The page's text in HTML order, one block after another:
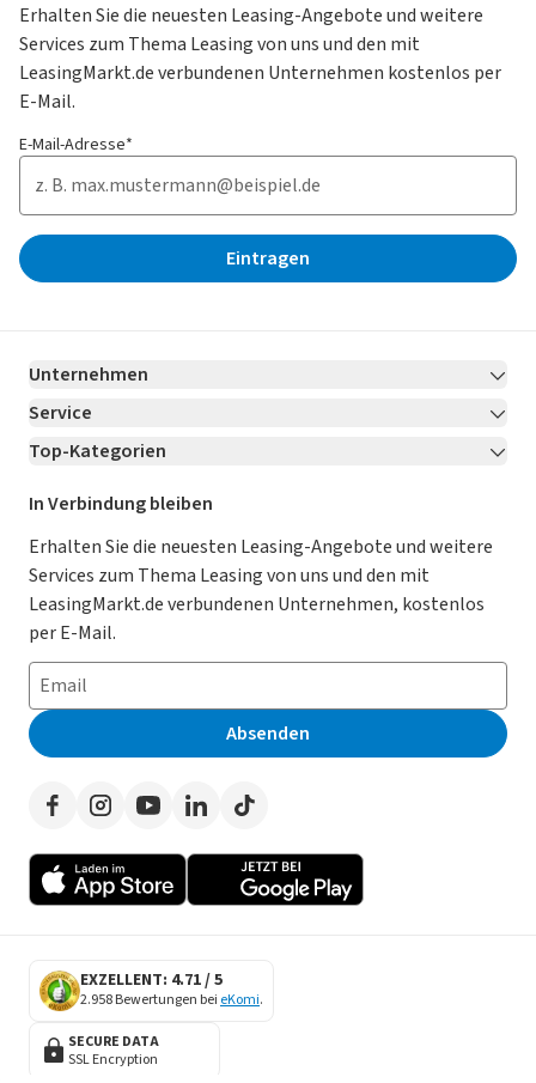
Erhalten Sie die neuesten Leasing-Angebote und weitere
Services zum Thema Leasing von uns und den mit
LeasingMarkt.de verbundenen Unternehmen kostenlos per
E-Mail.
E-Mail-Adresse*
Eintragen
Unternehmen
Über LeasingMarkt.de
Karriere Jetzt bewerben!
Für Händler
Kooperation mit AutoScout24
AGB
Datenschutz
Impressum
Erklärung zur Barrierefreiheit
Presse
Service
Kontakt
Ratgeber
Magazin
Datenschutz-Einstellungen
So funktioniert’s
Häufig gestellte Fragen
Leasing-Lexikon
Auto-Tests
Werben auf LeasingMarkt.de
Top-Kategorien
Leasing Deals
Gebrauchtwagen Leasing
Leasing ohne Anzahlung
E-Auto Leasing
Privatleasing
Leasing-Vergleiche
Herstellerverzeichnis
Händlerverzeichnis
In Verbindung bleiben
Erhalten Sie die neuesten Leasing-Angebote und weitere
Services zum Thema Leasing von uns und den mit
LeasingMarkt.de verbundenen Unternehmen, kostenlos
per E-Mail.
Absenden
EXZELLENT: 4.71 / 5
2.958 Bewertungen bei eKomi.
SECURE DATA
SSL Encryption